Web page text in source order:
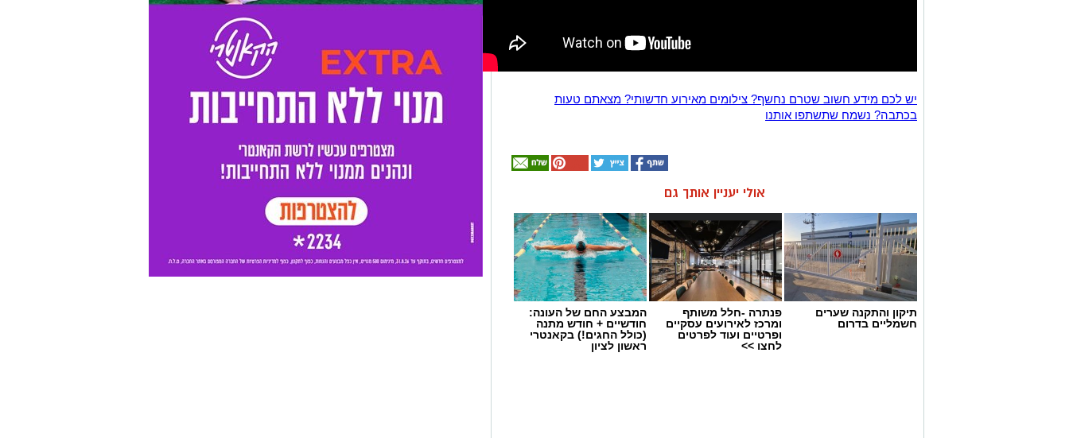
יש לכם מידע חשוב שטרם נחשף? צילומים מאירוע חדשותי? מצאתם טעות
בכתבה? נשמח שתשתפו אותנו
אולי יעניין אותך גם
תיקון והתקנה שערים
חשמליים בדרום
פנתרה -חלל משותף
ומרכז לאירועים עסקיים
ופרטיים ועוד לפרטים
לחצו >>
המבצע החם של העונה:
חודשיים + חודש מתנה
(כולל החגים!) בקאנטרי
ראשון לציון